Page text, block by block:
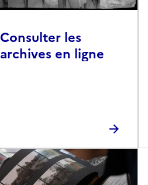
Consulter les
archives en ligne